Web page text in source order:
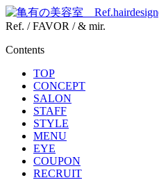
Ref. / FAVOR / & mir.
Contents
TOP
CONCEPT
SALON
STAFF
STYLE
MENU
EYE
COUPON
RECRUIT